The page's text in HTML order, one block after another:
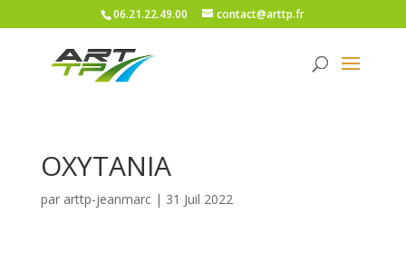
06.21.22.49.00 contact@arttp.fr
OXYTANIA
par arttp-jeanmarc| 31 Juil 2022